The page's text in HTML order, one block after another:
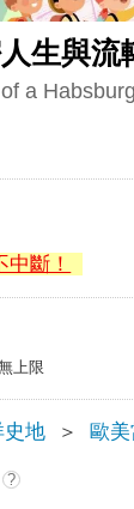
生與流
a
斷！
上限
史地 ＞ 歐
?